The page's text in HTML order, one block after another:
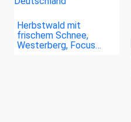
Herbstwald mit
frischem Schnee,
Westerberg, Focus…